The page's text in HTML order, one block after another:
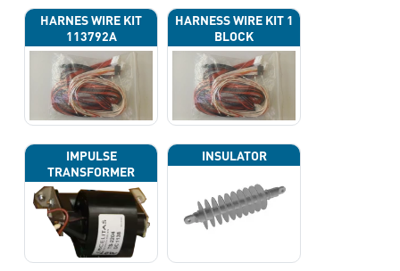
HARNES WIRE KIT
113792A
HARNESS WIRE KIT 1
BLOCK
IMPULSE
TRANSFORMER
INSULATOR